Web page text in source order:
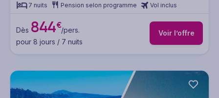
7 nuits Pension selon programme Vol inclus
Dès 844€/pers.
pour 8 jours / 7 nuits
Voir l’offre